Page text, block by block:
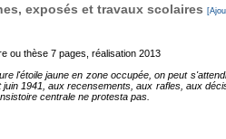
exposés et travaux scolaires
ou thèse 7 pages, réalisation 2013
l'étoile jaune en zone occupée, on peut
1941, aux recensements, aux rafles, aux
centrale ne protesta pas.